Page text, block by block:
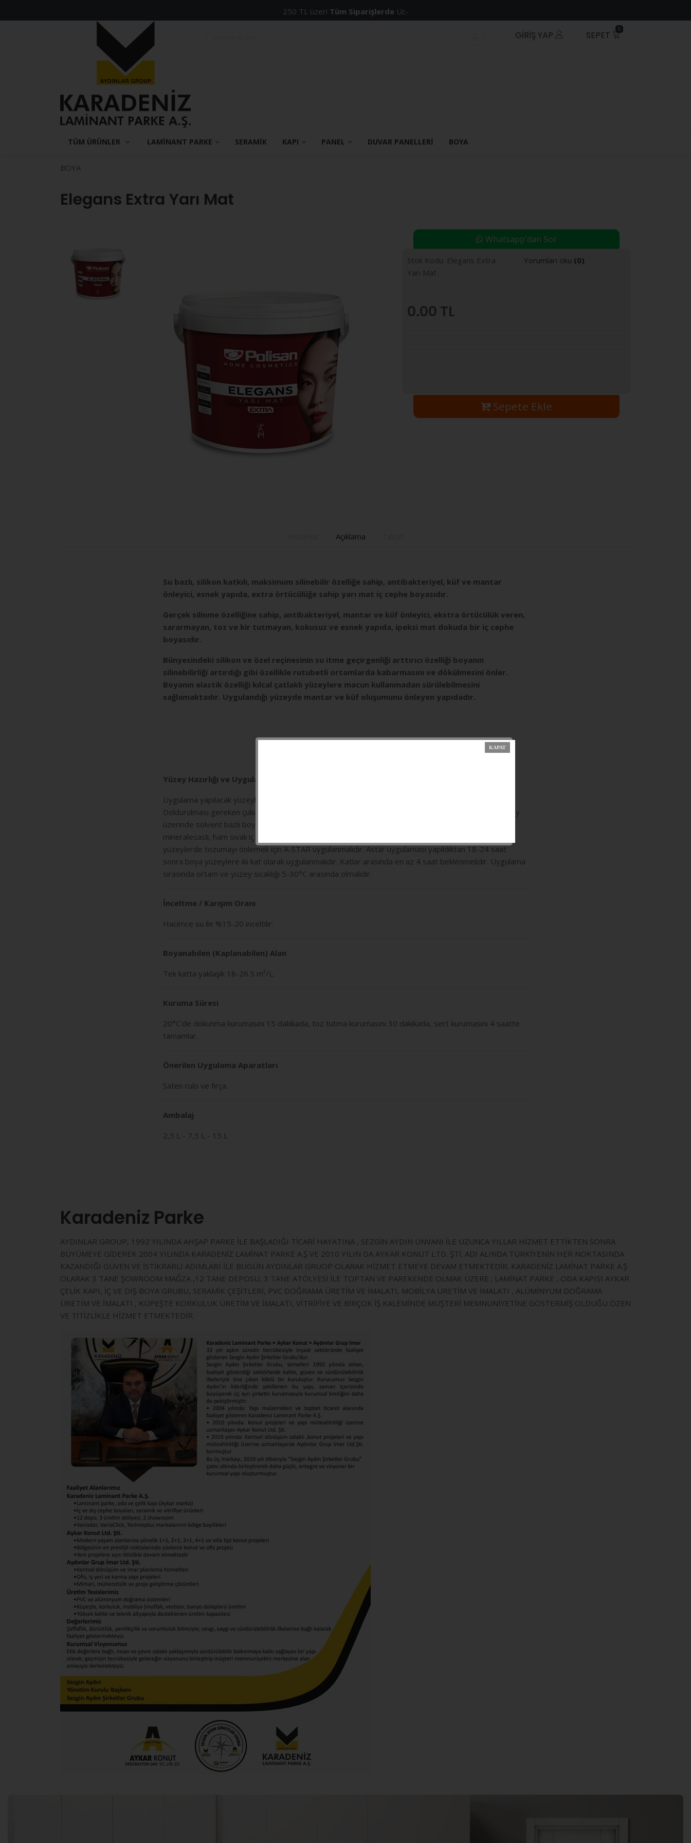
250 TL üzeri Tüm SiparişlerdeÜcretsiz Kargo!
GIRIŞ YAP SEPET
0
TÜM ÜRÜNLER LAMİNANT PARKE SERAMİK KAPI PANEL DUVAR PANELLERİ BOYA
BOYA
Elegans Extra Yarı Mat
Whatsapp'dan Sor
Stok Kodu: Elegans Extra
Yarı Mat
Yorumları oku (0)
0.00 TL
Sepete Ekle
Açıklama
Su bazlı, silikon katkılı, maksimum silinebilir özelliğe sahip, antibakteriyel, küf ve mantar
önleyici, esnek yapıda, extra örtücülüğe sahip yarı mat iç cephe boyasıdır.
Gerçek silinme özelliğine sahip, antibakteriyel, mantar ve küf önleyici, ekstra örtücülük veren,
sararmayan, toz ve kir tutmayan, kokusuz ve esnek yapıda, ipeksi mat dokuda bir iç cephe
boyasıdır.
Bünyesindeki silikon ve özel reçinesinin su itme geçirgenliği arttırıcı özelliği boyanın
silinebilirliği artırdığı gibi özellikle rutubetli ortamlarda kabarmasını ve dökülmesini önler.
Boyanın elastik özelliği kılcal çatlaklı yüzeylere macun kullanmadan sürülebilmesini
sağlamaktadır. Uygulandığı yüzeyde mantar ve küf oluşumunu önleyen yapıdadır.
Yüzey Hazırlığı ve Uygulama Şekli
Uygulama yapılacak yüzeyler düzgün, sağlam, kuru ve tozdan arındırılmış durumda olmalıdır.
Doldurulması gereken çukur ve çatlaklar PERLA MACUN ile macunlanmalıdır. Uygulama yapılacak yüzey
üzerinde solvent bazlı boya varsa TRANSFER ASTARI uygulaması yapılır. İlk defa boyanacak
mineralesaslı, ham sıvalı iç yüzeylerde DOLGULU ASTAR uygulaması yapılır. Alçı uygulaması yapılan
yüzeylerde tozumayı önlemek için A-STAR uygulanmalıdır. Astar uygulaması yapıldıktan 18-24 saat
sonra boya yüzeylere iki kat olarak uygulanmalıdır. Katlar arasında en az 4 saat beklenmelidir. Uygulama
sırasında ortam ve yüzey sıcaklığı 5-30°C arasında olmalıdır.
İnceltme / Karışım Oranı
Hacimce su ile %15-20 inceltilir.
Boyanabilen (Kaplanabilen) Alan
Tek katta yaklaşık 18-26.5 m²/L.
Kuruma Süresi
20°C'de dokunma kurumasını 15 dakikada, toz tutma kurumasını 30 dakikada, sert kurumasını 4 saatte
tamamlar.
Önerilen Uygulama Aparatları
Saten rulo ve fırça.
Ambalaj
2,5 L - 7,5 L - 15 L
Karadeniz Parke
AYDINLAR GROUP, 1992 YILINDA AHŞAP PARKE İLE BAŞLADIĞI TİCARİ HAYATINA , SEZGİN AYDIN ÜNVANI İLE UZUNCA YILLAR HİZMET ETTİKTEN SONRA
BÜYÜMEYE GİDEREK 2004 YILINDA KARADENİZ LAMİNAT PARKE A.Ş VE 2010 YILIN DA AYKAR KONUT LTD. ŞTİ. ADI ALINDA TÜRKİYENİN HER NOKTASINDA
KAZANDIĞI GÜVEN VE İSTİKRARLI ADIMLARI İLE BUGÜN AYDINLAR GRUOP OLARAK HİZMET ETMEYE DEVAM ETMEKTEDİR. KARADENİZ LAMİNAT PARKE A.Ş
OLARAK 3 TANE ŞOWROOM MAĞZA ,12 TANE DEPOSU, 3 TANE ATÖLYESİ İLE TOPTAN VE PAREKENDE OLMAK ÜZERE ; LAMİNAT PARKE , ODA KAPISI AYKAR
ÇELİK KAPI, İÇ VE DIŞ BOYA GRUBU, SERAMİK ÇEŞİTLERİ, PVC DOĞRAMA ÜRETİM VE İMALATI, MOBİLYA ÜRETİM VE İMALATI , ALÜMİNYUM DOĞRAMA
ÜRETİM VE İMALATI , KÜPEŞTE KORKULUK ÜRETİM VE İMALATI, VİTRİFİYE VE BİRÇOK İŞ KALEMİNDE MÜŞTERİ MEMNUNİYETİNE GÖSTERMİŞ OLDUĞU ÖZEN
VE TİTİZLİKLE HİZMET ETMEKTEDİR.